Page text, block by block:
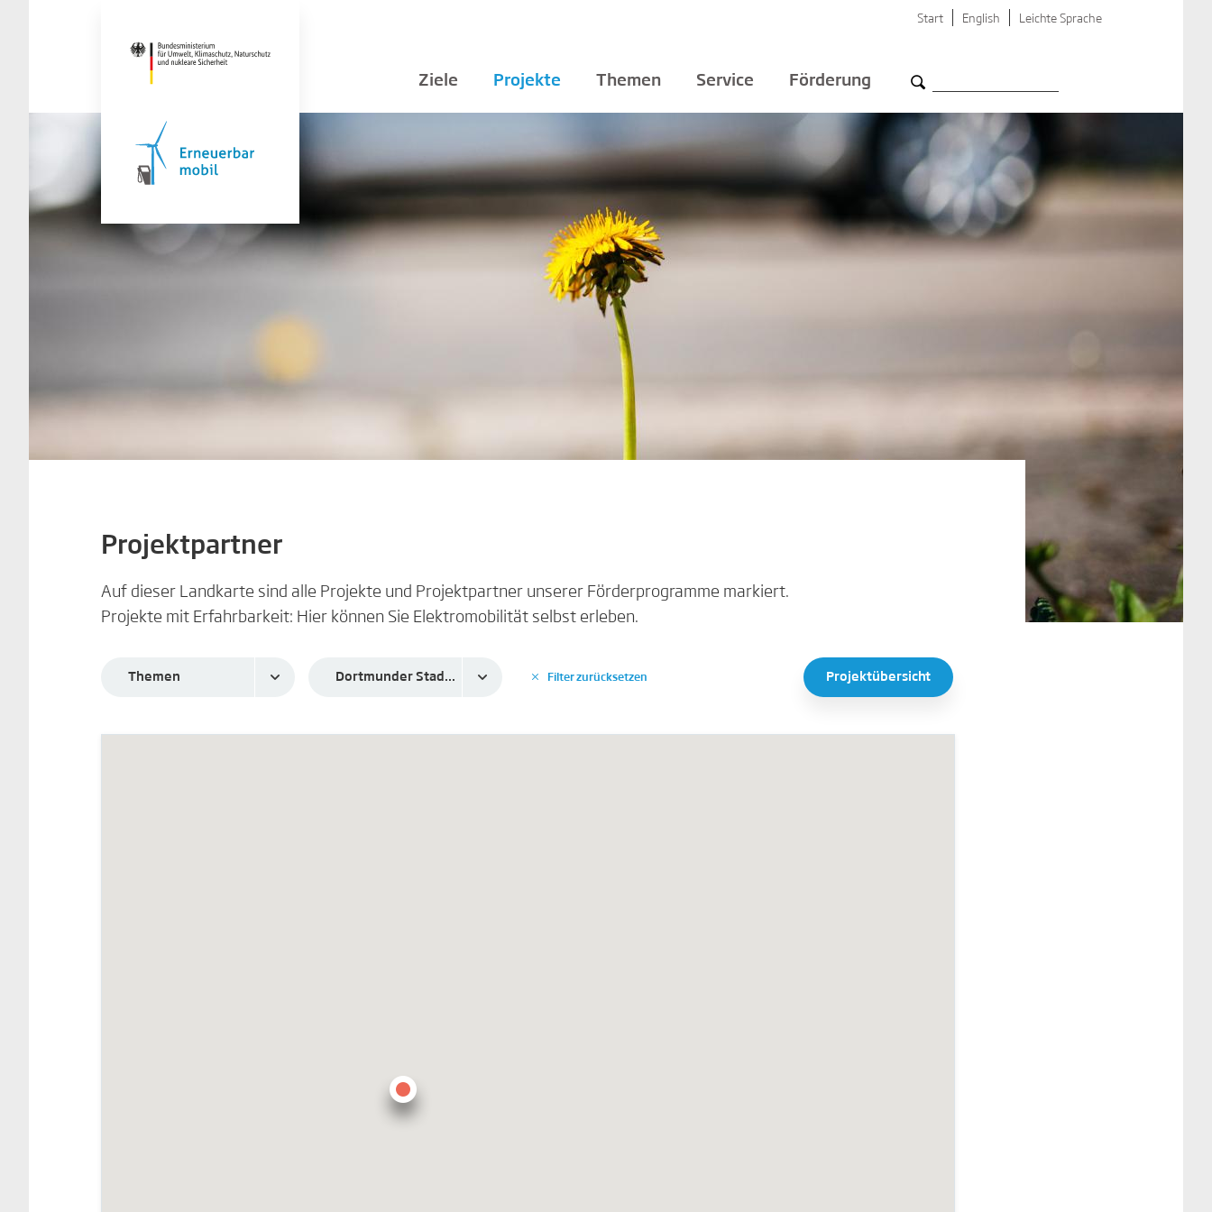
Start Leichte Sprache
English
Ziele Projekte Themen Service Förderung
Projektpartner
Auf dieser Landkarte sind alle Projekte und Projektpartner unserer Förderprogramme markiert.
Projekte mit Erfahrbarkeit: Hier können Sie Elektromobilität selbst erleben.
Themen Dortmunder Stadtwerke Aktiengesellschaft ✕ Filter zurücksetzen Projektübersicht